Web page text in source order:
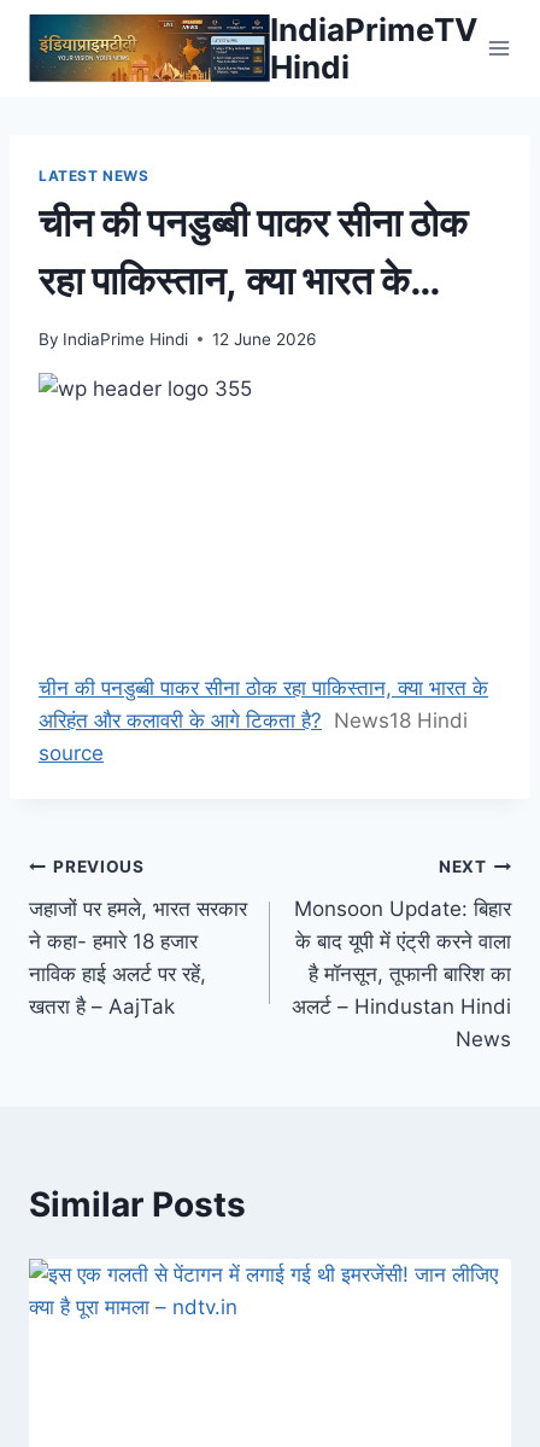
Skip
content
IndiaPrimeTV
Hindi
LATEST NEWS
चीन की पनडुब्बी पाकर सीना ठोक
रहा पाकिस्तान, क्या भारत के
अरिहंत और कलावरी के आगे
टिकता है? – News18 Hindi
By IndiaPrime Hindi 12 June 2026
चीन की पनडुब्बी पाकर सीना ठोक रहा पाकिस्तान, क्या भारत के
अरिहंत और कलावरी के आगे टिकता है? News18 Hindi
source
Post
navigation
PREVIOUS
जहाजों पर हमले, भारत सरकार
ने कहा- हमारे 18 हजार
नाविक हाई अलर्ट पर रहें,
खतरा है – AajTak
NEXT
Monsoon Update: बिहार
के बाद यूपी में एंट्री करने वाला
है मॉनसून, तूफानी बारिश का
अलर्ट – Hindustan Hindi
News
Similar Posts